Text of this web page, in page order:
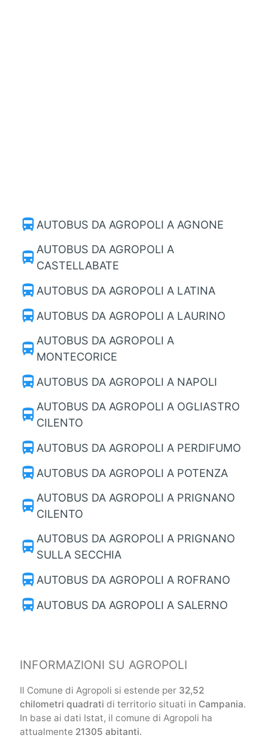
directions_bus AUTOBUS DA AGROPOLI A AGNONE
directions_bus AUTOBUS DA AGROPOLI A
CASTELLABATE
directions_bus AUTOBUS DA AGROPOLI A LATINA
directions_bus AUTOBUS DA AGROPOLI A LAURINO
directions_bus AUTOBUS DA AGROPOLI A
MONTECORICE
directions_bus AUTOBUS DA AGROPOLI A NAPOLI
directions_bus AUTOBUS DA AGROPOLI A OGLIASTRO
CILENTO
directions_bus AUTOBUS DA AGROPOLI A PERDIFUMO
directions_bus AUTOBUS DA AGROPOLI A POTENZA
directions_bus AUTOBUS DA AGROPOLI A PRIGNANO
CILENTO
directions_bus AUTOBUS DA AGROPOLI A PRIGNANO
SULLA SECCHIA
directions_bus AUTOBUS DA AGROPOLI A ROFRANO
directions_bus AUTOBUS DA AGROPOLI A SALERNO
INFORMAZIONI SU AGROPOLI
Il Comune di Agropoli si estende per 32,52
chilometri quadrati di territorio situati in Campania.
In base ai dati Istat, il comune di Agropoli ha
attualmente 21305 abitanti.